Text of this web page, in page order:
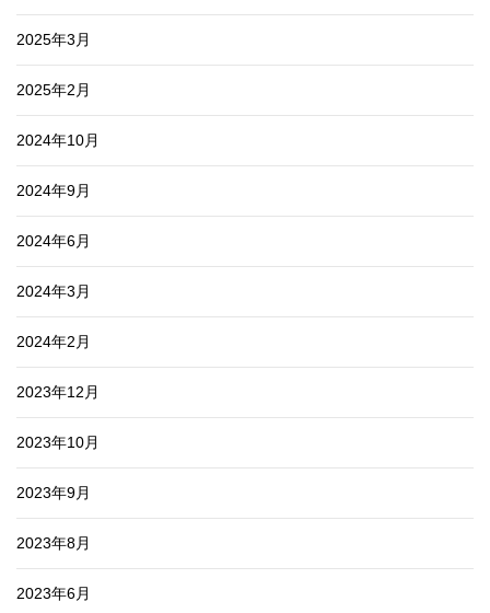
2025年3月
2025年2月
2024年10月
2024年9月
2024年6月
2024年3月
2024年2月
2023年12月
2023年10月
2023年9月
2023年8月
2023年6月